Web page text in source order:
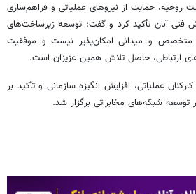
روحیه، حمایت از نیروهای عملیاتی و فراهم‌سازی
فنی آنان تأکید کرد و گفت: توسعه زیرساخت‌های
متخصص و میدانی امکان‌پذیر نیست و موفقیت
ارتباطی، حاصل تلاش همین عزیزان است.
عملیاتی، افزایش انگیزه سازمانی و تأکید بر
شبکه‌های مخابراتی برگزار شد.